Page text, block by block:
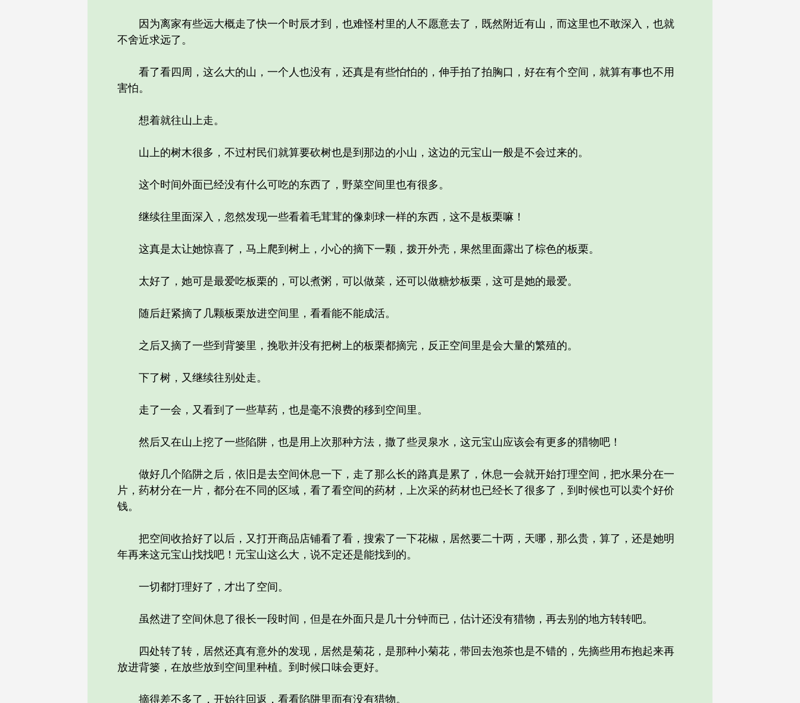
因为离家有些远大概走了快一个时辰才到，也难怪村里的人不愿意去了，既然附近有山，而这里也不敢深入，也就
不舍近求远了。
看了看四周，这么大的山，一个人也没有，还真是有些怕怕的，伸手拍了拍胸口，好在有个空间，就算有事也不用
害怕。
想着就往山上走。
山上的树木很多，不过村民们就算要砍树也是到那边的小山，这边的元宝山一般是不会过来的。
这个时间外面已经没有什么可吃的东西了，野菜空间里也有很多。
继续往里面深入，忽然发现一些看着毛茸茸的像刺球一样的东西，这不是板栗嘛！
这真是太让她惊喜了，马上爬到树上，小心的摘下一颗，拨开外壳，果然里面露出了棕色的板栗。
太好了，她可是最爱吃板栗的，可以煮粥，可以做菜，还可以做糖炒板栗，这可是她的最爱。
随后赶紧摘了几颗板栗放进空间里，看看能不能成活。
之后又摘了一些到背篓里，挽歌并没有把树上的板栗都摘完，反正空间里是会大量的繁殖的。
下了树，又继续往别处走。
走了一会，又看到了一些草药，也是毫不浪费的移到空间里。
然后又在山上挖了一些陷阱，也是用上次那种方法，撒了些灵泉水，这元宝山应该会有更多的猎物吧！
做好几个陷阱之后，依旧是去空间休息一下，走了那么长的路真是累了，休息一会就开始打理空间，把水果分在一
片，药材分在一片，都分在不同的区域，看了看空间的药材，上次采的药材也已经长了很多了，到时候也可以卖个好价
钱。
把空间收拾好了以后，又打开商品店铺看了看，搜索了一下花椒，居然要二十两，天哪，那么贵，算了，还是她明
年再来这元宝山找找吧！元宝山这么大，说不定还是能找到的。
一切都打理好了，才出了空间。
虽然进了空间休息了很长一段时间，但是在外面只是几十分钟而已，估计还没有猎物，再去别的地方转转吧。
四处转了转，居然还真有意外的发现，居然是菊花，是那种小菊花，带回去泡茶也是不错的，先摘些用布抱起来再
放进背篓，在放些放到空间里种植。到时候口味会更好。
摘得差不多了，开始往回返，看看陷阱里面有没有猎物。